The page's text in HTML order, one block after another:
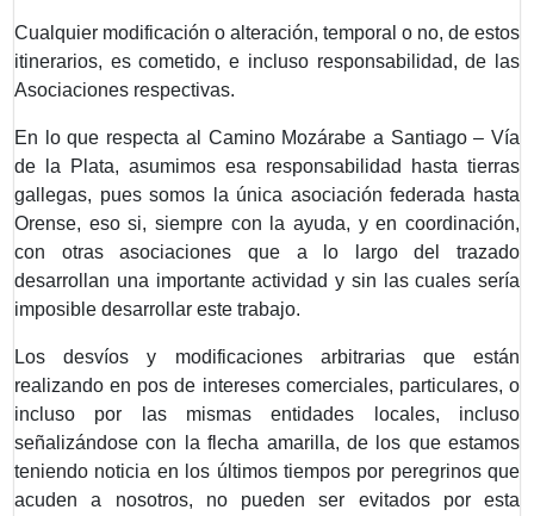
Cualquier modificación o alteración, temporal o no, de estos
itinerarios, es cometido, e incluso responsabilidad, de las
Asociaciones respectivas.
En lo que respecta al Camino Mozárabe a Santiago – Vía
de la Plata, asumimos esa responsabilidad hasta tierras
gallegas, pues somos la única asociación federada hasta
Orense, eso si, siempre con la ayuda, y en coordinación,
con otras asociaciones que a lo largo del trazado
desarrollan una importante actividad y sin las cuales sería
imposible desarrollar este trabajo.
Los desvíos y modificaciones arbitrarias que están
realizando en pos de intereses comerciales, particulares, o
incluso por las mismas entidades locales, incluso
señalizándose con la flecha amarilla, de los que estamos
teniendo noticia en los últimos tiempos por peregrinos que
acuden a nosotros, no pueden ser evitados por esta